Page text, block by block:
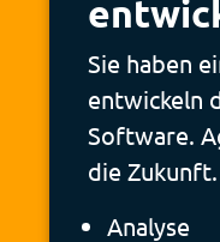
Sie haben
entwickeln
Software.
die Zukunft.
Analyse